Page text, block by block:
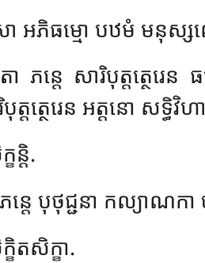
ោ អភិធម្មោ បឋមំ មនុស្
ភន្តេ សារិបុត្តត្ថេរ
ត្តត្ថេរេន អត្តនោ សទ្ធិ
ន្តិ.
តេ បុថុជ្ជនា កល្យាណកា
តសិក្ខា.